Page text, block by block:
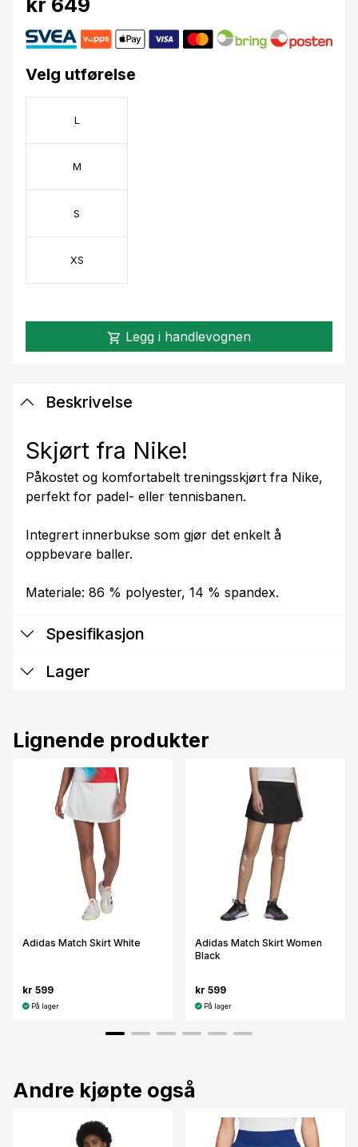
Velg utførelse
L
M
S
XS
shopping_cart Legg i handlevognen
Beskrivelse
Skjørt fra Nike!
Påkostet og komfortabelt treningsskjørt fra Nike,
perfekt for padel- eller tennisbanen.
Integrert innerbukse som gjør det enkelt å
oppbevare baller.
Materiale: 86 % polyester, 14 % spandex.
Spesifikasjon
Lager
Lignende produkter
Adidas Match Skirt White
kr 599
På lager
Adidas Match Skirt Women
Black
kr 599
På lager
Andre kjøpte også